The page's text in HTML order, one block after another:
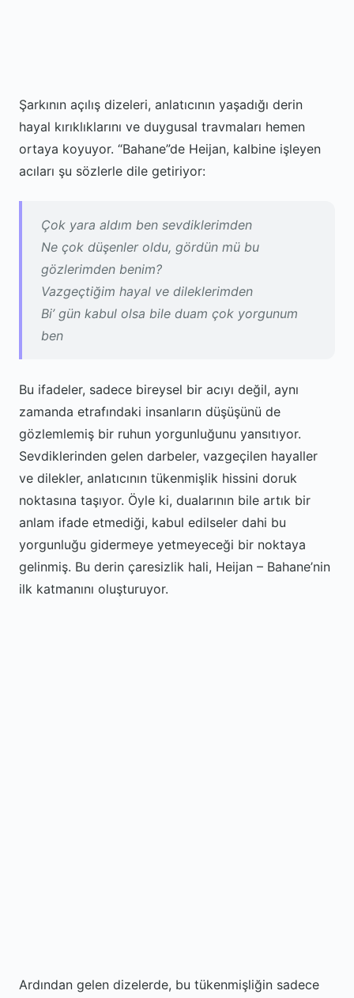
Şarkının açılış dizeleri, anlatıcının yaşadığı derin
hayal kırıklıklarını ve duygusal travmaları hemen
ortaya koyuyor. “Bahane”de Heijan, kalbine işleyen
acıları şu sözlerle dile getiriyor:
Çok yara aldım ben sevdiklerimden
Ne çok düşenler oldu, gördün mü bu
gözlerimden benim?
Vazgeçtiğim hayal ve dileklerimden
Bi’ gün kabul olsa bile duam çok yorgunum
ben
Bu ifadeler, sadece bireysel bir acıyı değil, aynı
zamanda etrafındaki insanların düşüşünü de
gözlemlemiş bir ruhun yorgunluğunu yansıtıyor.
Sevdiklerinden gelen darbeler, vazgeçilen hayaller
ve dilekler, anlatıcının tükenmişlik hissini doruk
noktasına taşıyor. Öyle ki, dualarının bile artık bir
anlam ifade etmediği, kabul edilseler dahi bu
yorgunluğu gidermeye yetmeyeceği bir noktaya
gelinmiş. Bu derin çaresizlik hali, Heijan – Bahane’nin
ilk katmanını oluşturuyor.
Ardından gelen dizelerde, bu tükenmişliğin sadece